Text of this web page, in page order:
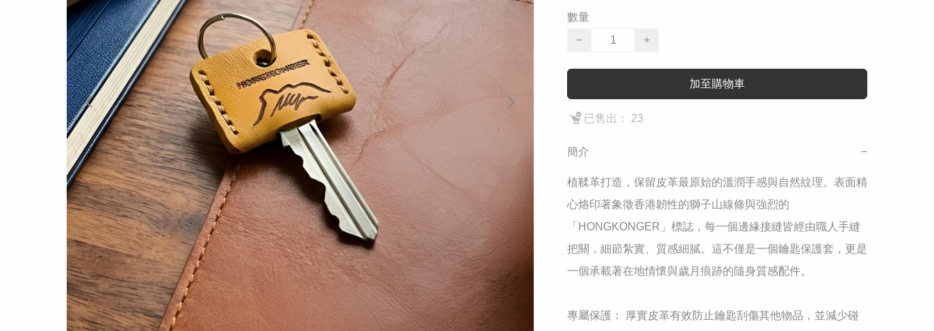
數量
−
+
加至購物車
已售出： 23
簡介 −
植鞣革打造，保留皮革最原始的溫潤手感與自然紋理。表面精
心烙印著象徵香港韌性的獅子山線條與強烈的
「HONGKONGER」標誌，每一個邊緣接縫皆經由職人手縫
把關，細節紮實、質感細膩。這不僅是一個鑰匙保護套，更是
一個承載著在地情懷與歲月痕跡的隨身質感配件。
​專屬保護： 厚實皮革有效防止鑰匙刮傷其他物品，並減少碰